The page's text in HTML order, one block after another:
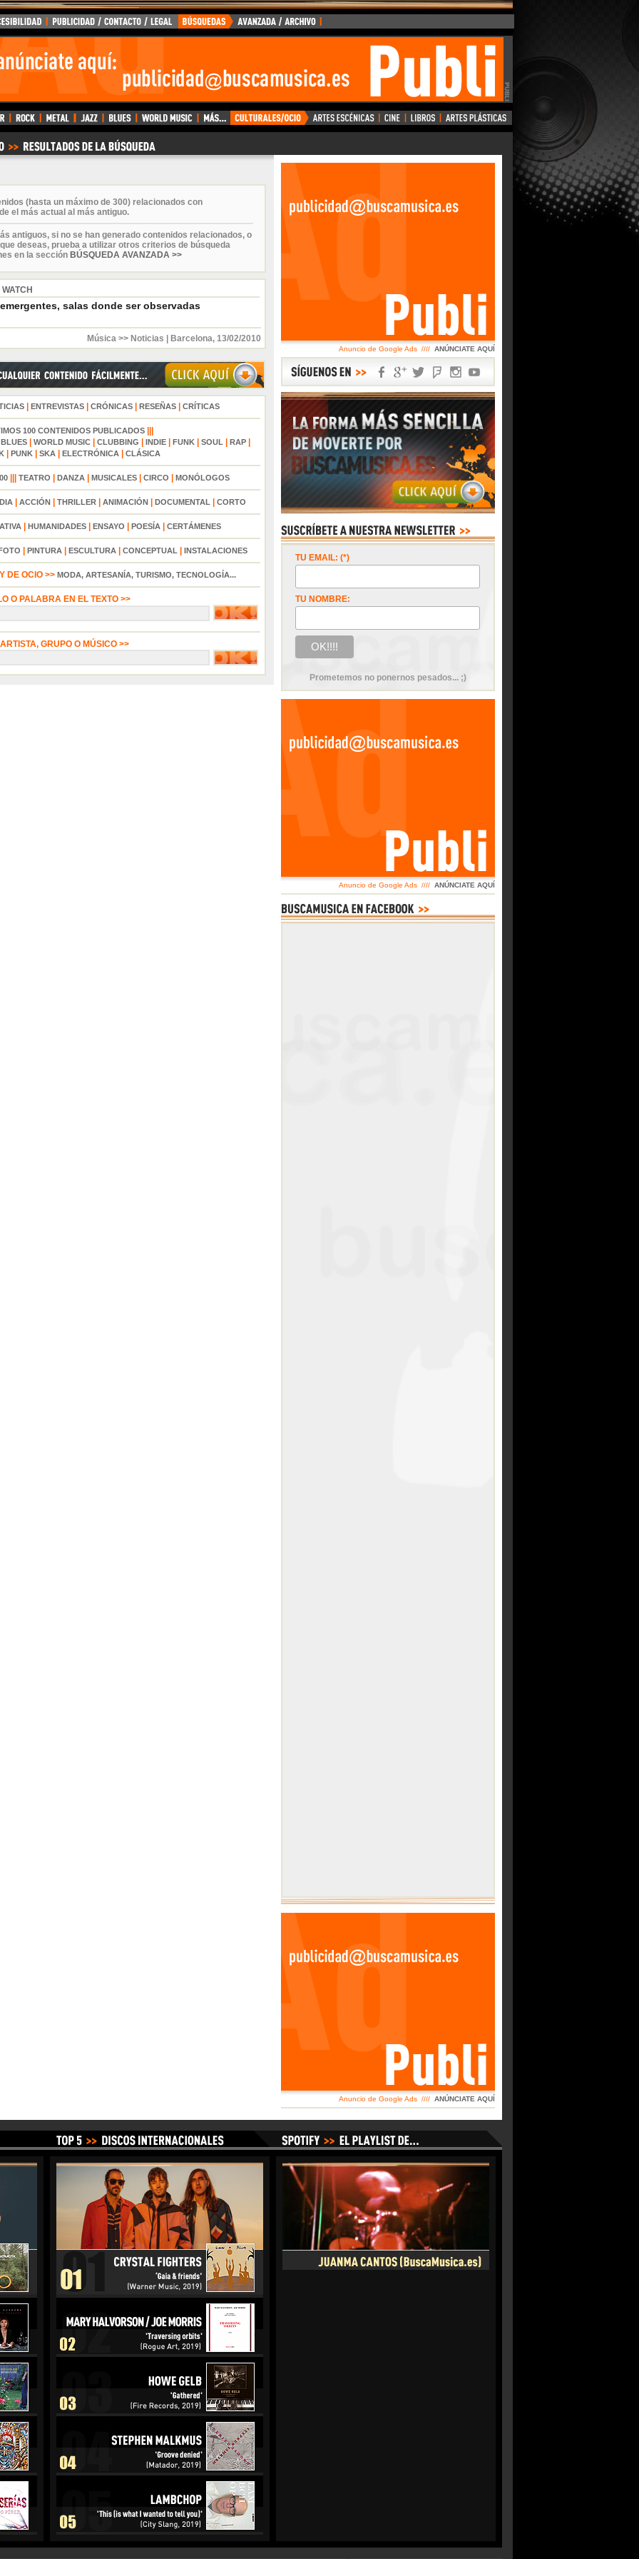
(hasta un máximo de 300) relacionados con
el más actual al más antiguo.
antiguos, si no se han generado contenidos relacionados, o
deseas, prueba a utilizar otros criterios de búsqueda
en la sección BÚSQUEDA AVANZADA >>
salas donde ser observadas
Música >> Noticias Barcelona, 13/02/2010
| ENTREVISTAS| CRÓNICAS| RESEÑAS| CRÍTICAS
100 CONTENIDOS PUBLICADOS
BLUES| WORLD MUSIC| CLUBBING INDIE| FUNK| SOUL| RAP|
| PUNK| SKA| ELECTRÓNICA| CLÁSICA
||| TEATRO DANZA| MUSICALES| CIRCO MONÓLOGOS
ACCIÓN THRILLER ANIMACIÓN DOCUMENTAL CORTO
HUMANIDADES ENSAYO POESÍA CERTÁMENES
PINTURA ESCULTURA CONCEPTUAL INSTALACIONES
DE OCIO >> MODA, ARTESANÍA, TURISMO, TECNOLOGÍA...
O PALABRA EN EL TEXTO >>
GRUPO O MÚSICO >>
Anuncio de Google Ads //// ANÚNCIATE AQUÍ
TU EMAIL: (*)
TU NOMBRE:
Prometemos no ponernos pesados... ;)
Anuncio de Google Ads //// ANÚNCIATE AQUÍ
Anuncio de Google Ads //// ANÚNCIATE AQUÍ